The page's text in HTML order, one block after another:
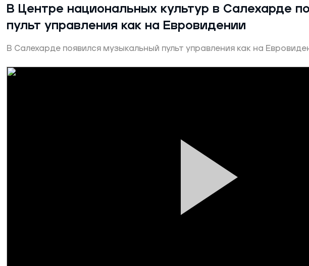
Надымский район
Ноябрьск
Пуровский район
Салехард
В Центре национальных культур в Салехарде
пульт управления как на Евровидении
В Салехарде появился музыкальный пульт управления как на